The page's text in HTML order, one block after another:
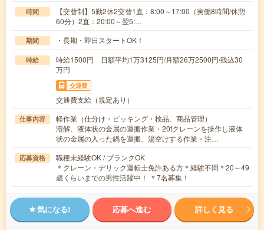
時間
【交替制】5勤2休2交替1直：8:00～17:00（実働8時間/休憩
60分）2直：20:00～翌5:…
期間 ・長期・即日スタートOK！
時給
時給1500円 日額平均1万3125円/月額26万2500円/残込30
万円
交通費
交通費支給（規定あり）
仕事内容
軽作業（仕分け・ピッキング・検品、商品管理）
溶解、液体状の金属の運搬作業・20tクレーンを操作し液体
状の金属の入った鍋を運搬、湯空けする作業・注…
応募資格
職種未経験OK / ブランクOK
＊クレーン・デリック運転士免許ある方＊経験不問＊20～49
歳くらいまでの男性活躍中！ ＊7名募集！
気になる! 応募へ進む 詳しく見る